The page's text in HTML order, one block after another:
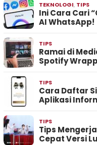
TEKNOLOGI, TIPS
Ini Cara Cari
AI WhatsApp!
TIPS
Ramai di
Spotify
TIPS
Cara Daftar
Aplikasi
TIPS
Tips
Cepat Versi